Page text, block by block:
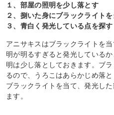
１、部屋の照明を少し落とす
２、捌いた身にブラックライト
３、青白く発光している点を探す
アニサキスはブラックライトを
明が明るすぎると発光している
明は少し落としておきます。ブ
るので、うろこはあらかじめ落
ブラックライトを当て、発光し
ます。